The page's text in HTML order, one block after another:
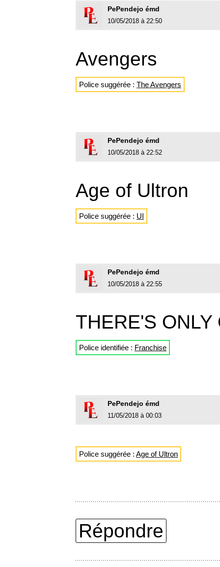
PePendejo émd
10/05/2018 à 22:50
Avengers
Police suggérée : The Avengers
PePendejo émd
10/05/2018 à 22:52
Age of Ultron
Police suggérée : UI
PePendejo émd
10/05/2018 à 22:55
THERE'S ONLY
Police identifiée : Franchise
PePendejo émd
11/05/2018 à 00:03
Police suggérée : Age of Ultron
Répondre